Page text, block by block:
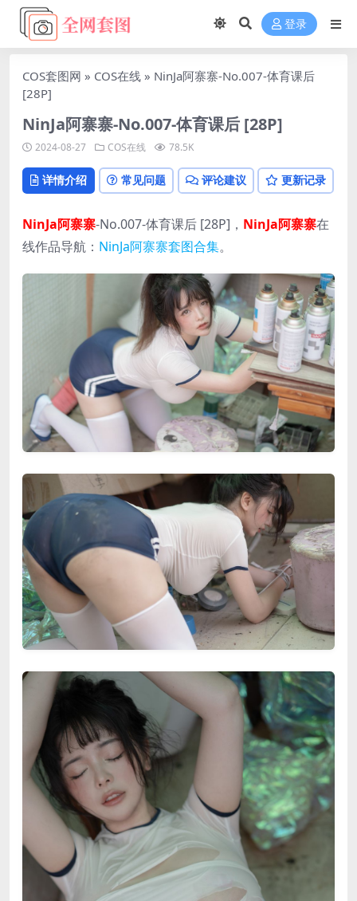
登录
COS套图网 » COS在线 » NinJa阿寨寨-No.007-体育课后
[28P]
NinJa阿寨寨-No.007-体育课后 [28P]
2024-08-27 COS在线 78.5K
详情介绍 常见问题 评论建议 更新记录
NinJa阿寨寨-No.007-体育课后 [28P]， NinJa阿寨寨在
线作品导航： NinJa阿寨寨套图合集。